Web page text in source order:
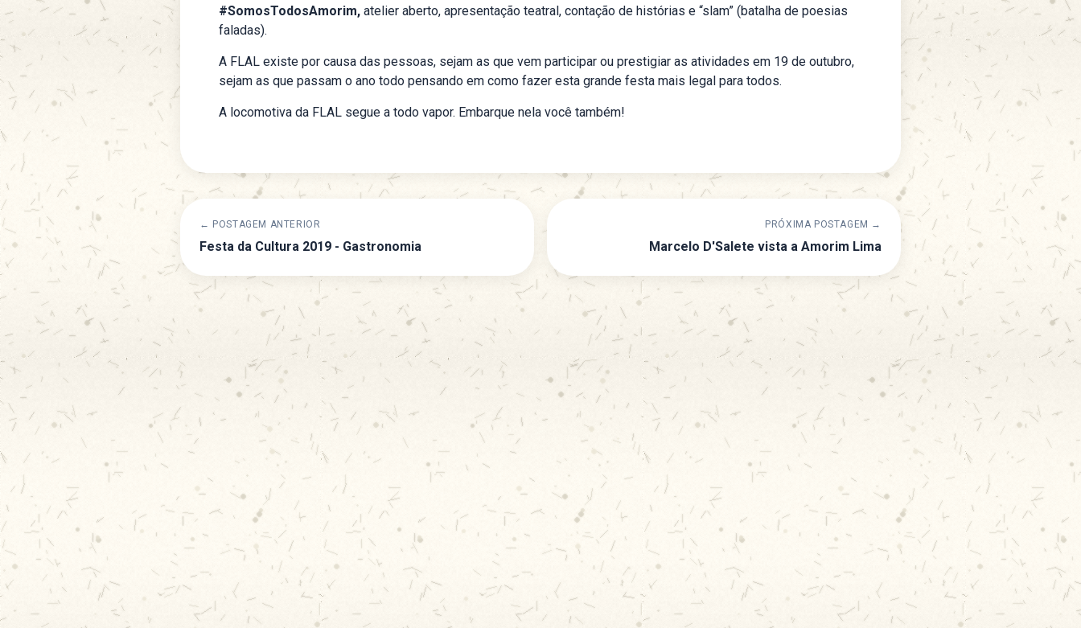
#SomosTodosAmorim, atelier aberto, apresentação teatral, contação de histórias e “slam” (batalha de poesias
faladas).
A FLAL existe por causa das pessoas, sejam as que vem participar ou prestigiar as atividades em 19 de outubro,
sejam as que passam o ano todo pensando em como fazer esta grande festa mais legal para todos.
A locomotiva da FLAL segue a todo vapor. Embarque nela você também!
← POSTAGEM ANTERIOR
Festa da Cultura 2019 - Gastronomia
PRÓXIMA POSTAGEM →
Marcelo D'Salete vista a Amorim Lima